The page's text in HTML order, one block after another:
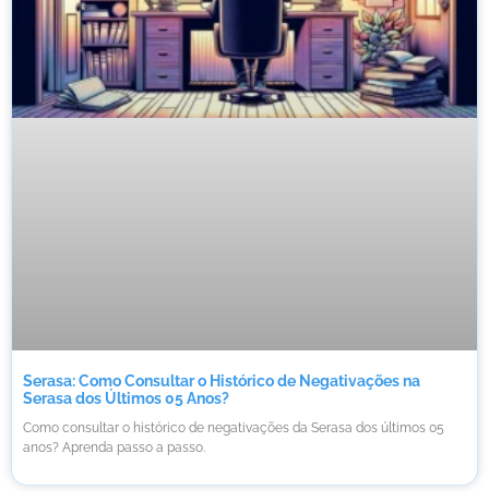
Serasa: Como Consultar o Histórico de Negativações na
Serasa dos Últimos 05 Anos?
Como consultar o histórico de negativações da Serasa dos últimos 05
anos? Aprenda passo a passo.